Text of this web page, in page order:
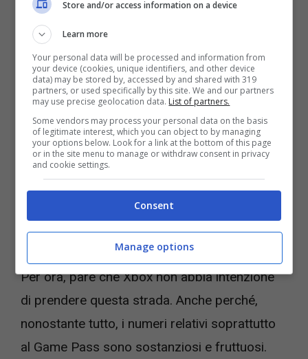
arrivare su quanti più schermi possibile, e
poco importa se poi le persone non
acquistano effettivamente una console per
giocare.
C’è chi chiama questo momento ilmomento
SEGAdi Xbox, ricordando come anche l’altro
colosso giapponese a un certo punto decise
di abbandonare totalmente la costruzione di
console per diventare uno dei più potenti
publisher del pianeta.
Per ora, pare che Xbox non abbia intenzione
di prendere questa strada. Anche perché,
nonostante tutto, i numeri relativi soprattutto
al Game Pass sono sostanziosi e fruttuosi.
Store and/or access information on a device
Learn more
Your personal data will be processed and information from
your device (cookies, unique identifiers, and other device
data) may be stored by, accessed by and shared with 319
partners, or used specifically by this site. We and our partners
may use precise geolocation data. List of partners.
Some vendors may process your personal data on the basis
of legitimate interest, which you can object to by managing
your options below. Look for a link at the bottom of this page
or in the site menu to manage or withdraw consent in privacy
and cookie settings.
Consent
Manage options